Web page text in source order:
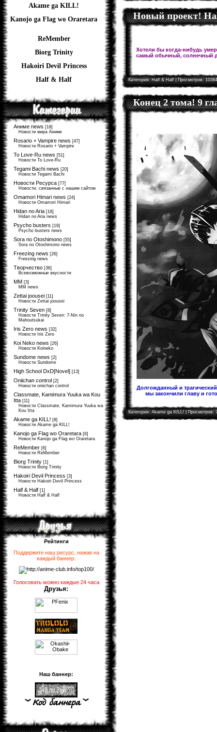
Akame ga KILL!
Kanojo ga Flag wo Oraretara
ReMember
Biorg Trinity
Hakoiri Devil Princess
Half & Half
Аниме news [18]
Новости мира Аниме
Rosario + Vampire news [47]
Новости Rosario + Vampire
To Love-Ru news [51]
Новости To Love-Ru
Tegami Bachi news [20]
Новости Tegami Bachi
Новости Ресурса [77]
Новости, связанные с нашим сайтом
Omamori Himari news [24]
Новости Omamori Himari
Hidan no Aria [16]
Hidan no Aria news
Psycho busters [19]
Psycho busters news
Sora no Otoshimono [55]
Sora no Otoshimono news
Freezing news [26]
Freezing news
Творчество [36]
Всевозможные вкусности
MM [3]
MM news
Zettai joousei [11]
Новости Zettai joousei
Trinity Seven [8]
Новости Trinity Seven: 7-Nin no
Mahoutsukai
Iris Zero news [32]
Новости Iris Zero
Koi Neko news [26]
Новости Koineko
Sundome news [2]
Новости Sundome
High School DxD[Novel] [13]
Oniichan control [2]
Новости oniichan control
Classmate, Kamimura Yuuka wa Kou
Itta [11]
Новости Classmate, Kamimura Yuuka wa
Kou Itta
Akame ga KILL! [8]
Новости Akame ga KILL!
Kanojo ga Flag wo Oraretara [6]
Новости Kanojo ga Flag wo Oraretara
ReMember [6]
Новости ReMember
Biorg Trinity [1]
Новости Biorg Trinity
Hakoiri Devil Princess [3]
Новости Hakoiri Devil Princess
Half & Half [1]
Новости Half & Half
Рейтинги
Поддержите наш ресурс, нажав на
каждый баннер
Голосовать можно каждые 24 часа
Друзья:
Наш баннер:
Новый проект!
Хотели бы когда-нибудь
самый обычный, солнечный
Категория:Half & Half| Просмотров:
Конец 2 тома! 9
Долгожданный и
мы закончили главу и
Категория:Akame ga KILL!| Просмотров: